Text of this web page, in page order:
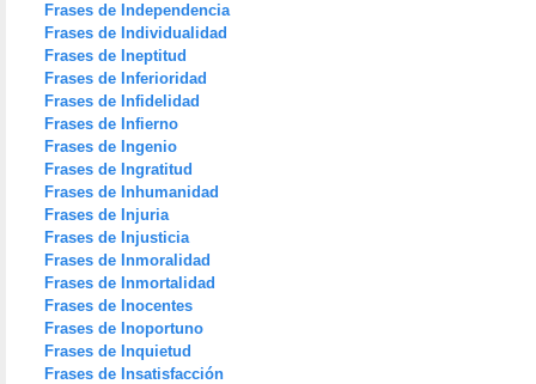
Frases de Independencia
Frases de Individualidad
Frases de Ineptitud
Frases de Inferioridad
Frases de Infidelidad
Frases de Infierno
Frases de Ingenio
Frases de Ingratitud
Frases de Inhumanidad
Frases de Injuria
Frases de Injusticia
Frases de Inmoralidad
Frases de Inmortalidad
Frases de Inocentes
Frases de Inoportuno
Frases de Inquietud
Frases de Insatisfacción